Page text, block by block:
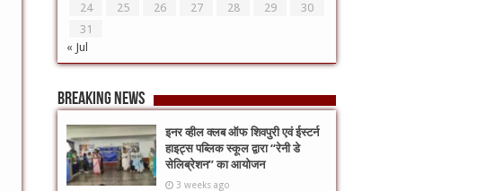
24
25 26 27 28 29
30
31
« Jul
Breaking News
इनर व्हील क्लब ऑफ शिवपुरी एवं ईस्टर्न
हाइट्स पब्लिक स्कूल द्वारा “रेनी डे
सेलिब्रेशन” का आयोजन
3 weeks ago